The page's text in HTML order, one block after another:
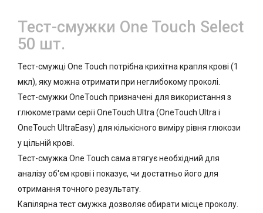
Тест-смужки One Touch Select
50 шт.
Тест-смужці One Touch потрібна крихітна крапля крові (1
мкл), яку можна отримати при неглибокому проколі.
Тест-смужки OneTouch призначені для використання з
глюкометрами серії OneTouch Ultra (OneTouch Ultra і
OneTouch UltraEasy) для кількісного виміру рівня глюкози
у цільній крові.
Тест-смужка One Touch сама втягує необхідний для
аналізу об'єм крові і показує, чи достатньо його для
отримання точного результату.
Капілярна тест смужка дозволяє обирати місце проколу.